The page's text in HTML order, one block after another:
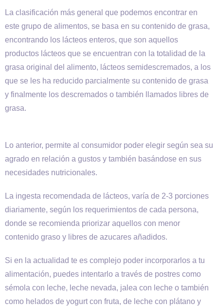
La clasificación más general que podemos encontrar en
este grupo de alimentos, se basa en su contenido de grasa,
encontrando los lácteos enteros, que son aquellos
productos lácteos que se encuentran con la totalidad de la
grasa original del alimento, lácteos semidescremados, a los
que se les ha reducido parcialmente su contenido de grasa
y finalmente los descremados o también llamados libres de
grasa.
Lo anterior, permite al consumidor poder elegir según sea su
agrado en relación a gustos y también basándose en sus
necesidades nutricionales.
La ingesta recomendada de lácteos, varía de 2-3 porciones
diariamente, según los requerimientos de cada persona,
donde se recomienda priorizar aquellos con menor
contenido graso y libres de azucares añadidos.
Si en la actualidad te es complejo poder incorporarlos a tu
alimentación, puedes intentarlo a través de postres como
sémola con leche, leche nevada, jalea con leche o también
como helados de yogurt con fruta, de leche con plátano y